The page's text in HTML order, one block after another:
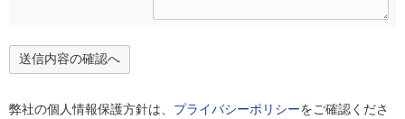
弊社の個人情報保護方針は、 プライバシーポリシーをご確認くださ